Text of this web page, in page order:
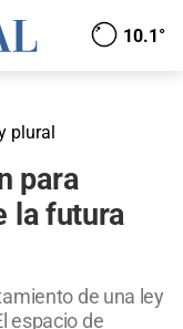
10.1°
plural
para
la futura
de una ley
espacio de